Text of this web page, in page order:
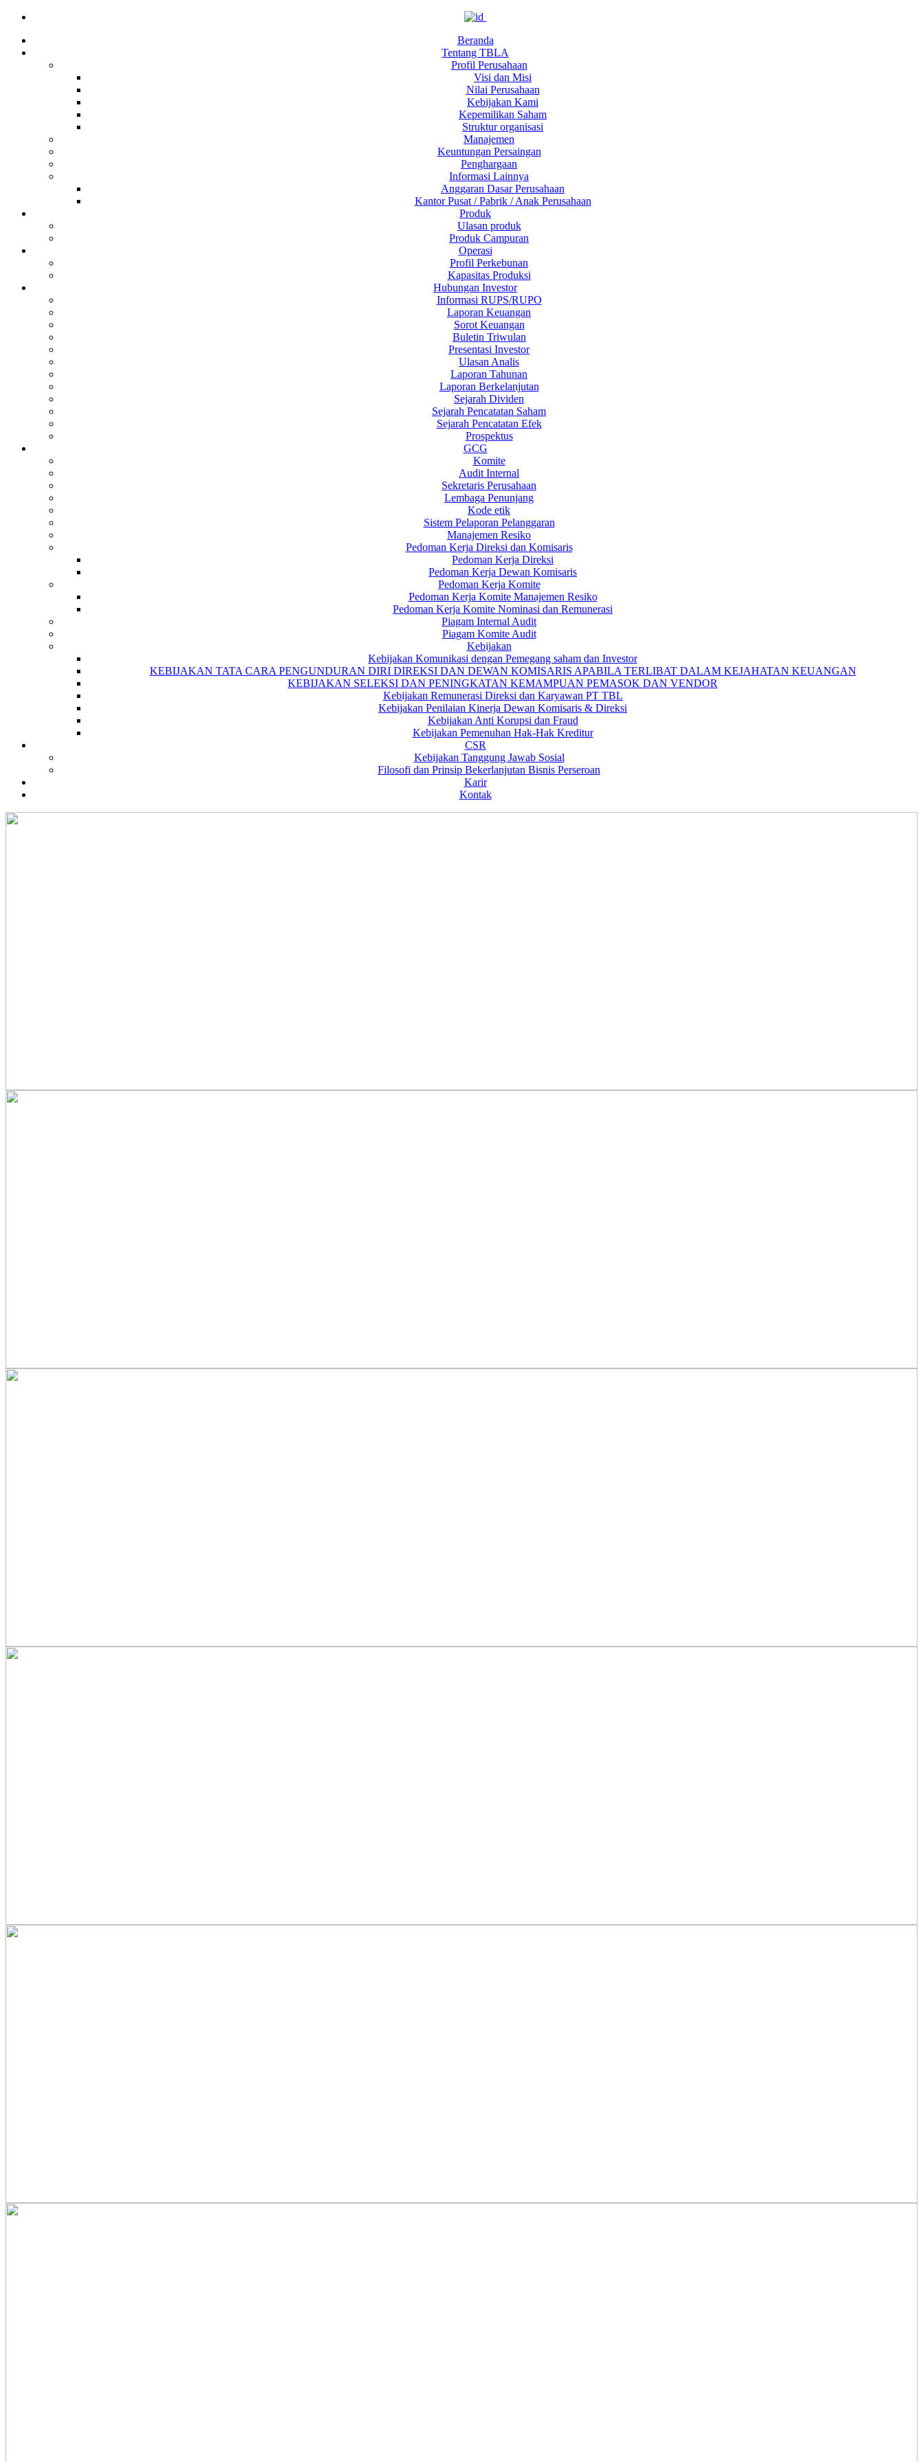
Beranda
Tentang TBLA
Profil Perusahaan
Visi dan Misi
Nilai Perusahaan
Kebijakan Kami
Kepemilikan Saham
Struktur organisasi
Manajemen
Keuntungan Persaingan
Penghargaan
Informasi Lainnya
Anggaran Dasar Perusahaan
Kantor Pusat / Pabrik / Anak Perusahaan
Produk
Ulasan produk
Produk Campuran
Operasi
Profil Perkebunan
Kapasitas Produksi
Hubungan Investor
Informasi RUPS/RUPO
Laporan Keuangan
Sorot Keuangan
Buletin Triwulan
Presentasi Investor
Ulasan Analis
Laporan Tahunan
Laporan Berkelanjutan
Sejarah Dividen
Sejarah Pencatatan Saham
Sejarah Pencatatan Efek
Prospektus
GCG
Komite
Audit Internal
Sekretaris Perusahaan
Lembaga Penunjang
Kode etik
Sistem Pelaporan Pelanggaran
Manajemen Resiko
Pedoman Kerja Direksi dan Komisaris
Pedoman Kerja Direksi
Pedoman Kerja Dewan Komisaris
Pedoman Kerja Komite
Pedoman Kerja Komite Manajemen Resiko
Pedoman Kerja Komite Nominasi dan Remunerasi
Piagam Internal Audit
Piagam Komite Audit
Kebijakan
Kebijakan Komunikasi dengan Pemegang saham dan Investor
KEBIJAKAN TATA CARA PENGUNDURAN DIRI DIREKSI DAN DEWAN KOMISARIS APABILA TERLIBAT DALAM KEJAHATAN KEUANGAN
KEBIJAKAN SELEKSI DAN PENINGKATAN KEMAMPUAN PEMASOK DAN VENDOR
Kebijakan Remunerasi Direksi dan Karyawan PT TBL
Kebijakan Penilaian Kinerja Dewan Komisaris & Direksi
Kebijakan Anti Korupsi dan Fraud
Kebijakan Pemenuhan Hak-Hak Kreditur
CSR
Kebijakan Tanggung Jawab Sosial
Filosofi dan Prinsip Bekerlanjutan Bisnis Perseroan
Karir
Kontak